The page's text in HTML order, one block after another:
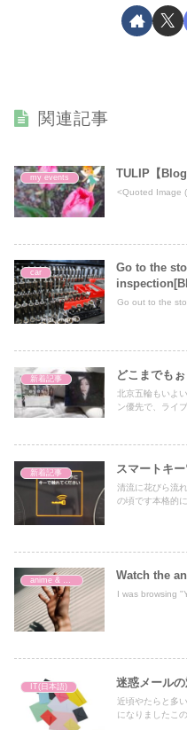
関連記事
my events TULIP【
<Quoted Image
car
Go to the
Go out to the
新着記事 どこまでも
北京五輪もいよ
ン優先で、ライ
新着記事 スマートキ
清流に花びら流
の頃です本格的
Watch the
I was browsing
IT(日本語) 迷惑メール
近頃やたらと多
になりましたこ